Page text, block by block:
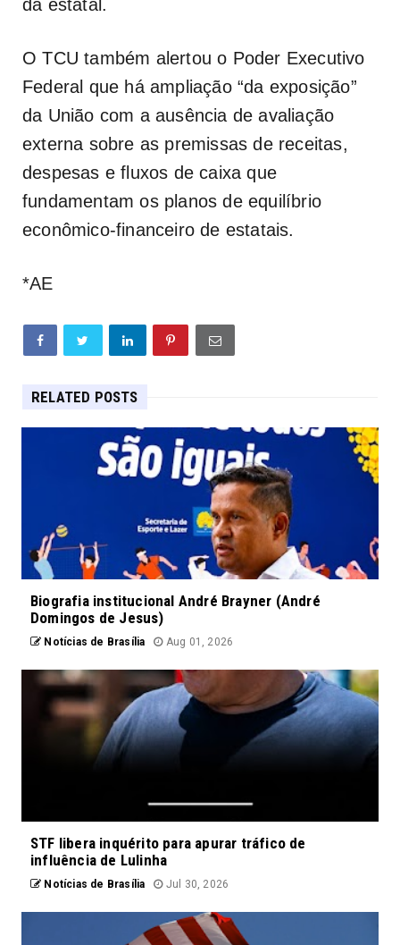
da estatal.
O TCU também alertou o Poder Executivo
Federal que há ampliação “da exposição”
da União com a ausência de avaliação
externa sobre as premissas de receitas,
despesas e fluxos de caixa que
fundamentam os planos de equilíbrio
econômico-financeiro de estatais.
*AE
RELATED POSTS
Biografia institucional André Brayner (André
Domingos de Jesus)
Notícias de Brasília Aug 01, 2026
STF libera inquérito para apurar tráfico de
influência de Lulinha
Notícias de Brasília Jul 30, 2026